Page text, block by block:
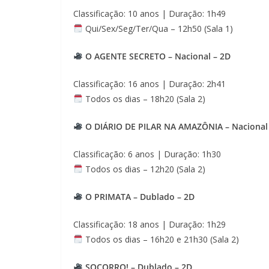
Classificação: 10 anos | Duração: 1h49
Qui/Sex/Seg/Ter/Qua – 12h50 (Sala 1)
O AGENTE SECRETO – Nacional – 2D
Classificação: 16 anos | Duração: 2h41
Todos os dias – 18h20 (Sala 2)
O DIÁRIO DE PILAR NA AMAZÔNIA –
Classificação: 6 anos | Duração: 1h30
Todos os dias – 12h20 (Sala 2)
O PRIMATA – Dublado – 2D
Classificação: 18 anos | Duração: 1h29
Todos os dias – 16h20 e 21h30 (Sala 2)